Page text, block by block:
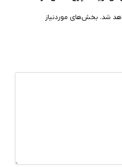
شد. بخش‌های موردنیاز